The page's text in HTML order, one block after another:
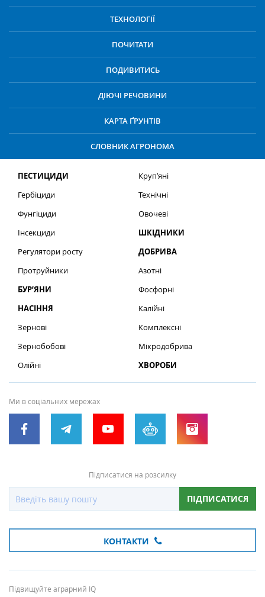
ТЕХНОЛОГІЇ
ПОЧИТАТИ
ПОДИВИТИСЬ
ДІЮЧІ РЕЧОВИНИ
КАРТА ҐРУНТІВ
СЛОВНИК АГРОНОМА
ПЕСТИЦИДИ
Гербіциди
Фунгіциди
Інсекциди
Регулятори росту
Протруйники
БУР’ЯНИ
НАСІННЯ
Зернові
Зернобобові
Олійні
Круп’яні
Технічні
Овочеві
ШКІДНИКИ
ДОБРИВА
Азотні
Фосфорні
Калійні
Комплексні
Мікродобрива
ХВОРОБИ
Ми в соціальних мережах
Підписатися на розсилку
ПІДПИСАТИСЯ
КОНТАКТИ
Підвищуйте аграрний IQ